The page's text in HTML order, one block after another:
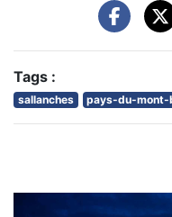
Tags :
sallanches pays-du-mont-